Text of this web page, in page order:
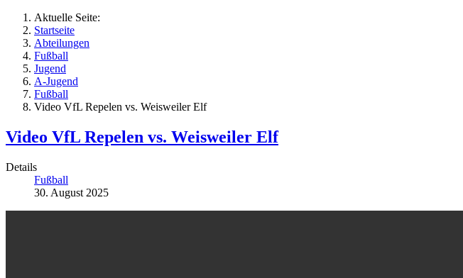
Aktuelle Seite:
Startseite
Abteilungen
Fußball
Jugend
A-Jugend
Fußball
Video VfL Repelen vs. Weisweiler Elf
Video VfL Repelen vs. Weisweiler Elf
Details
Fußball
30. August 2025